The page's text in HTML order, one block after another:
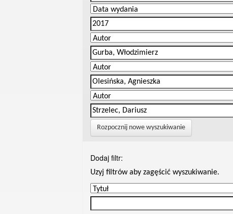
Rozpocznij nowe wyszukiwanie
Dodaj filtr:
Uzyj filtrów aby zagęścić wyszukiwanie.